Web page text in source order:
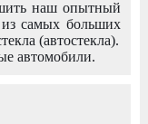
наш опытный
самых больших
(автостекла).
автомобили.